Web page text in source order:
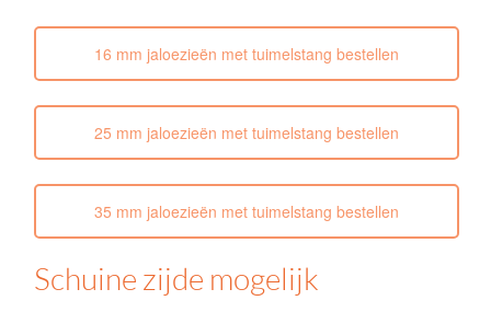
16 mm jaloezieën met tuimelstang bestellen
25 mm jaloezieën met tuimelstang bestellen
35 mm jaloezieën met tuimelstang bestellen
Schuine zijde mogelijk